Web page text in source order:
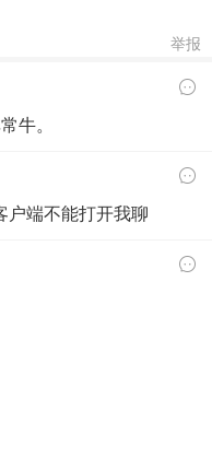
举报
牛。
户端不能打开我聊